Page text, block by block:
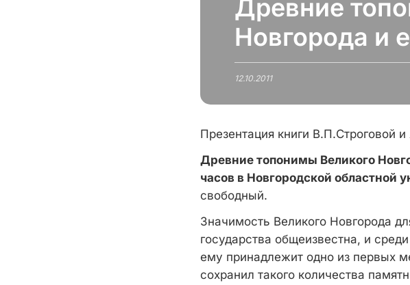
Древние
Новгорода и
12.10.2011
Презентация книги В.П.Строговой
Древние топонимы Великого
часов в Новгородской областной
свободный.
Значимость Великого Новгорода
государства общеизвестна, и
ему принадлежит одно из первых
сохранил такого количества